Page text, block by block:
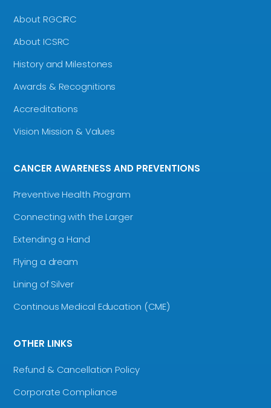
About RGCIRC
About ICSRC
History and Milestones
Awards & Recognitions
Accreditations
Vision Mission & Values
CANCER AWARENESS AND PREVENTIONS
Preventive Health Program
Connecting with the Larger
Extending a Hand
Flying a dream
Lining of Silver
Continous Medical Education (CME)
OTHER LINKS
Refund & Cancellation Policy
Corporate Compliance